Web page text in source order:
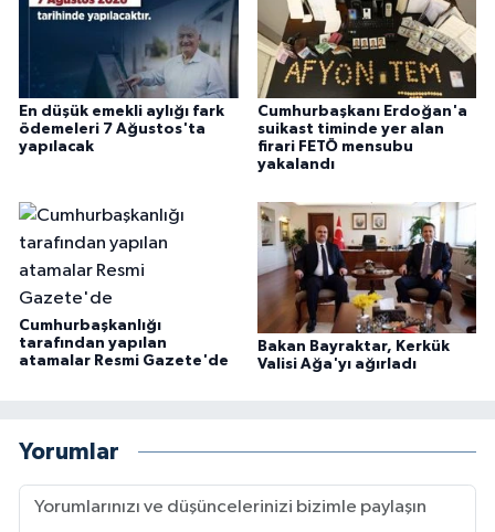
En düşük emekli aylığı fark
ödemeleri 7 Ağustos'ta
yapılacak
Cumhurbaşkanı Erdoğan'a
suikast timinde yer alan
firari FETÖ mensubu
yakalandı
Cumhurbaşkanlığı
tarafından yapılan
atamalar Resmi Gazete'de
Bakan Bayraktar, Kerkük
Valisi Ağa'yı ağırladı
Yorumlar